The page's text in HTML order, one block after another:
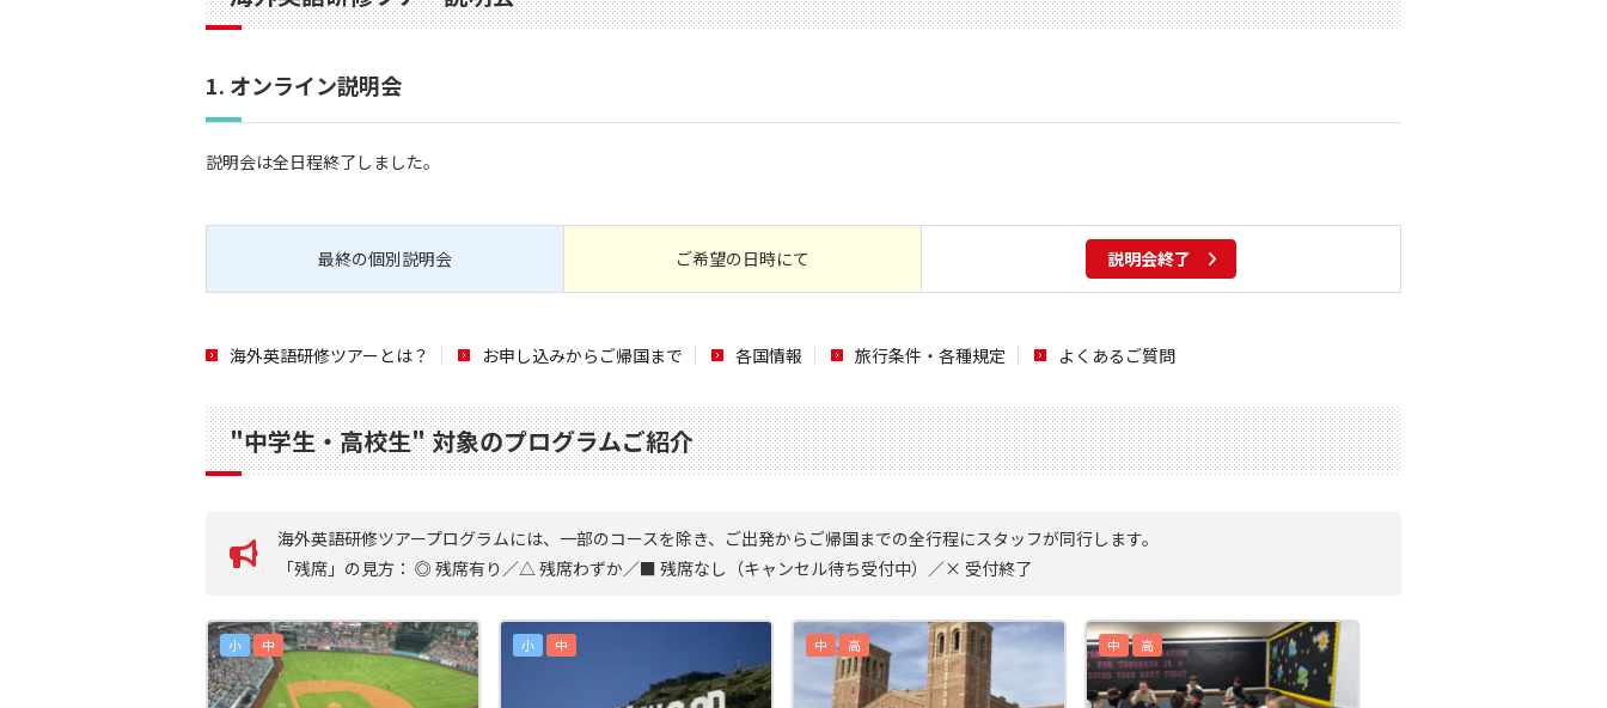
1. オンライン説明会
説明会は全日程終了しました。
最終の個別説明会 ご希望の日時にて 説明会終了
海外英語研修ツアーとは？ お申し込みからご帰国まで 各国情報 旅行条件・各種規定 よくあるご質問
"中学生・高校生" 対象のプログラムご紹介
海外英語研修ツアープログラムには、一部のコースを除き、ご出発からご帰国までの全行程にスタッフが同行します。
「残席」の見方： ◎ 残席有り／△ 残席わずか／■ 残席なし（キャンセル待ち受付中）／× 受付終了
小 中 小 中 中 高 中 高